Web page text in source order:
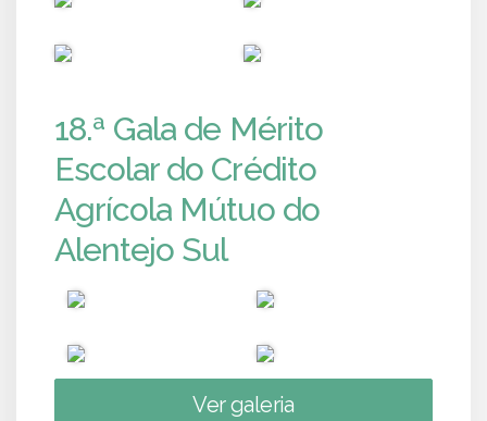
18.ª Gala de Mérito
Escolar do Crédito
Agrícola Mútuo do
Alentejo Sul
Ver galeria